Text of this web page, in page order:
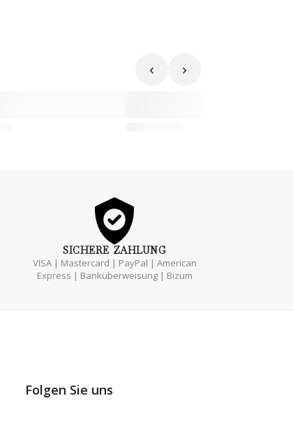
‹ ›
SICHERE ZAHLUNG
VISA | Mastercard | PayPal | American
Express | Banküberweisung | Bizum
Folgen Sie uns